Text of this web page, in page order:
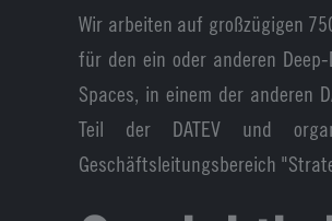
Wir arbeiten auf großzügigen
für den ein oder anderen
Spaces, in einem der anderen
Teil der DATEV und
Geschäftsleitungsbereich